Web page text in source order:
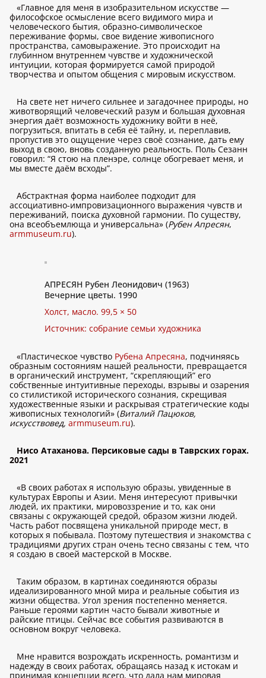
«Главное для меня в изобразительном искусстве —
философское осмысление всего видимого мира и
человеческого бытия, образно-символическое
переживание формы, свое видение живописного
пространства, самовыражение. Это происходит на
глубинном внутреннем чувстве и художнической
интуиции, которая формируется самой природой
творчества и опытом общения с мировым искусством.
На свете нет ничего сильнее и загадочнее природы, но
животворящий человеческий разум и большая духовная
энергия даёт возможность художнику войти в неё,
погрузиться, впитать в себя её тайну, и, переплавив,
пропустив это ощущение через своё сознание, дать ему
выход в свою, вновь созданную реальность. Поль Сезанн
говорил: “Я стою на пленэре, солнце обогревает меня, и
мы вместе даём всходы”.
Абстрактная форма наиболее подходит для
ассоциативно-импровизационного выражения чувств и
переживаний, поиска духовной гармонии. По существу,
она всеобъемлюща и универсальна» (Рубен Апресян,
armmuseum.ru).
АПРЕСЯН Рубен Леонидович (1963)
Вечерние цветы. 1990
Холст, масло. 99,5 × 50
Источник: собрание семьи художника
«Пластическое чувство Рубена Апресяна, подчиняясь
образным состояниям нашей реальности, превращается
в органический инструмент, “скрепляющий” его
собственные интуитивные переходы, взрывы и озарения
со стилистикой исторического сознания, скрещивая
художественные языки и раскрывая стратегические коды
живописных технологий» (Виталий Пацюков,
искусствовед, armmuseum.ru).
Нисо Атаханова. Персиковые сады в Таврских горах.
2021
«В своих работах я использую образы, увиденные в
культурах Европы и Азии. Меня интересуют привычки
людей, их практики, мировоззрение и то, как они
связаны с окружающей средой, образом жизни людей.
Часть работ посвящена уникальной природе мест, в
которых я побывала. Поэтому путешествия и знакомства с
традициями других стран очень тесно связаны с тем, что
я создаю в своей мастерской в Москве.
Таким образом, в картинах соединяются образы
идеализированного мной мира и реальные события из
жизни общества. Угол зрения постепенно меняется.
Раньше героями картин часто бывали животные и
райские птицы. Сейчас все события развиваются в
основном вокруг человека.
Мне нравится возрождать искренность, романтизм и
надежду в своих работах, обращаясь назад к истокам и
принимая концепции всего, что дала нам мировая